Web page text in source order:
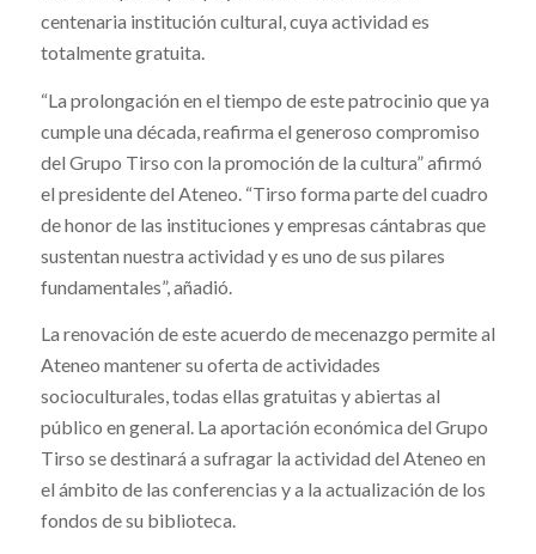
centenaria institución cultural, cuya actividad es
totalmente gratuita.
“La prolongación en el tiempo de este patrocinio que ya
cumple una década, reafirma el generoso compromiso
del Grupo Tirso con la promoción de la cultura” afirmó
el presidente del Ateneo. “Tirso forma parte del cuadro
de honor de las instituciones y empresas cántabras que
sustentan nuestra actividad y es uno de sus pilares
fundamentales”, añadió.
La renovación de este acuerdo de mecenazgo permite al
Ateneo mantener su oferta de actividades
socioculturales, todas ellas gratuitas y abiertas al
público en general. La aportación económica del Grupo
Tirso se destinará a sufragar la actividad del Ateneo en
el ámbito de las conferencias y a la actualización de los
fondos de su biblioteca.